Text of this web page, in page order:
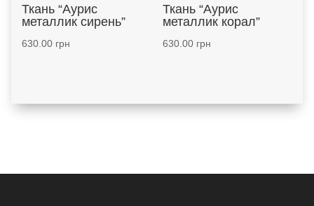
Ткань “Аурис
металлик сирень”
630.00грн
Ткань “Аурис
металлик корал”
630.00грн